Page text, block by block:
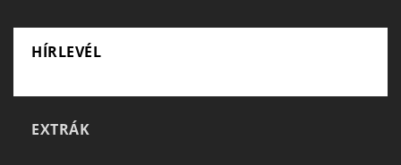
HÍRLEVÉL
EXTRÁK